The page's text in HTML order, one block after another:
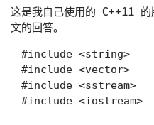
这是我自己使用的 C++11 的
文的回答。
#include <string>
#include <vector>
#include <sstream>
#include <iostream>